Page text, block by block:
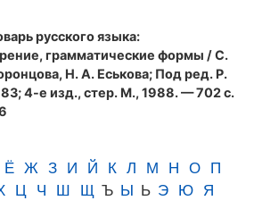
русского языка:
грамматические формы / С.
Н. А. Еськова; Под ред. Р.
4-е изд., стер. М., 1988. — 702 с.
Ё Ж З И Й К Л М Н О П
Ц Ч Ш Щ Ъ Ы Ь Э Ю Я